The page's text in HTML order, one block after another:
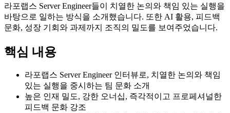
라포랩스 Server Engineer들이 치열한 논의와 책임 있는 실행을
바탕으로 일하는 방식을 소개했습니다. 또한 AI 활용, 피드백
문화, 성장 기회와 과제까지 조직의 밀도를 보여주었습니다.
핵심 내용
라포랩스 Server Engineer 인터뷰로, 치열한 논의와 책임
있는 실행을 중시하는 팀 문화 소개
높은 인재 밀도, 강한 오너십, 즉각적이고 프로페셔널한
피드백 문화 강조